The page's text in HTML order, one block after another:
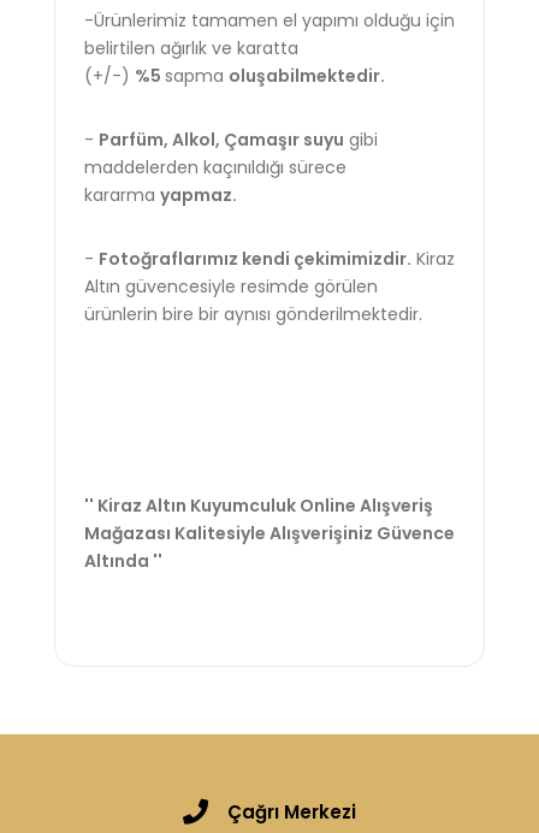
-Ürünlerimiz tamamen el yapımı olduğu için
belirtilen ağırlık ve karatta
(+/-) %5 sapma oluşabilmektedir.
- Parfüm, Alkol, Çamaşır suyu gibi
maddelerden kaçınıldığı sürece
kararma yapmaz.
- Fotoğraflarımız kendi çekimimizdir. Kiraz
Altın güvencesiyle resimde görülen
ürünlerin bire bir aynısı gönderilmektedir.
'' Kiraz Altın Kuyumculuk Online Alışveriş
Mağazası Kalitesiyle Alışverişiniz Güvence
Altında ''
Çağrı Merkezi